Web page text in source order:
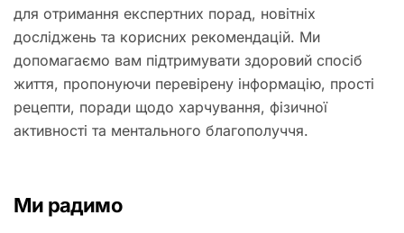
для отримання експертних порад, новітніх
досліджень та корисних рекомендацій. Ми
допомагаємо вам підтримувати здоровий спосіб
життя, пропонуючи перевірену інформацію, прості
рецепти, поради щодо харчування, фізичної
активності та ментального благополуччя.
Ми радимо